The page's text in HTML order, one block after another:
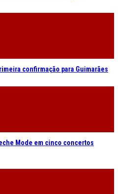
confirmação para Guimarães
Mode em cinco concertos